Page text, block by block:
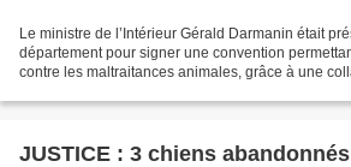
Le ministre de l’Intérieur Gérald Darmanin était
département pour signer une convention
contre les maltraitances animales, grâce à une
JUSTICE : 3 chiens abandonnés dans un